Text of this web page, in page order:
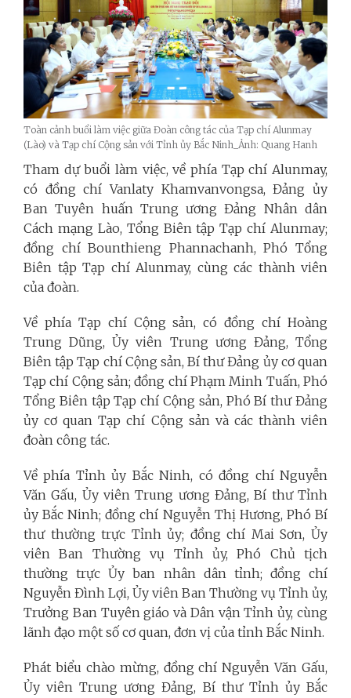
Toàn cảnh buổi làm việc giữa Đoàn công tác của Tạp chí Alunmay
(Lào) và Tạp chí Cộng sản với Tỉnh ủy Bắc Ninh_Ảnh: Quang Hanh
Tham dự buổi làm việc, về phía Tạp chí Alunmay,
có đồng chí Vanlaty Khamvanvongsa, Đảng ủy
Ban Tuyên huấn Trung ương Đảng Nhân dân
Cách mạng Lào, Tổng Biên tập Tạp chí Alunmay;
đồng chí Bounthieng Phannachanh, Phó Tổng
Biên tập Tạp chí Alunmay, cùng các thành viên
của đoàn.
Về phía Tạp chí Cộng sản, có đồng chí Hoàng
Trung Dũng, Ủy viên Trung ương Đảng, Tổng
Biên tập Tạp chí Cộng sản, Bí thư Đảng ủy cơ quan
Tạp chí Cộng sản; đồng chí Phạm Minh Tuấn, Phó
Tổng Biên tập Tạp chí Cộng sản, Phó Bí thư Đảng
ủy cơ quan Tạp chí Cộng sản và các thành viên
đoàn công tác.
Về phía Tỉnh ủy Bắc Ninh, có đồng chí Nguyễn
Văn Gấu, Ủy viên Trung ương Đảng, Bí thư Tỉnh
ủy Bắc Ninh; đồng chí Nguyễn Thị Hương, Phó Bí
thư thường trực Tỉnh ủy; đồng chí Mai Sơn, Ủy
viên Ban Thường vụ Tỉnh ủy, Phó Chủ tịch
thường trực Ủy ban nhân dân tỉnh; đồng chí
Nguyễn Đình Lợi, Ủy viên Ban Thường vụ Tỉnh ủy,
Trưởng Ban Tuyên giáo và Dân vận Tỉnh ủy, cùng
lãnh đạo một số cơ quan, đơn vị của tỉnh Bắc Ninh.
Phát biểu chào mừng, đồng chí Nguyễn Văn Gấu,
Ủy viên Trung ương Đảng, Bí thư Tỉnh ủy Bắc